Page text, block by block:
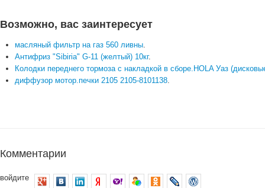
Возможно, вас заинтересует
масляный фильтр на газ 560 ливны.
Антифриз "Sibiria" G-11 (желтый) 10кг.
Колодки переднего тормоза с накладкой в сборе.HOLA Уаз
диффузор мотор.печки 2105 2105-8101138.
Комментарии
войдите